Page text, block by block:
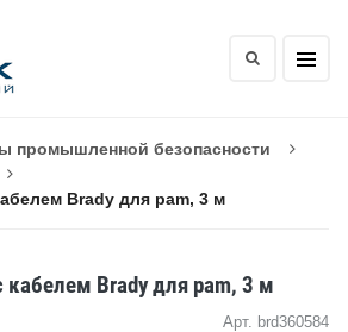
промышленной безопасности
Brady для pam, 3 м
кабелем Brady для pam, 3 м
Арт. brd360584